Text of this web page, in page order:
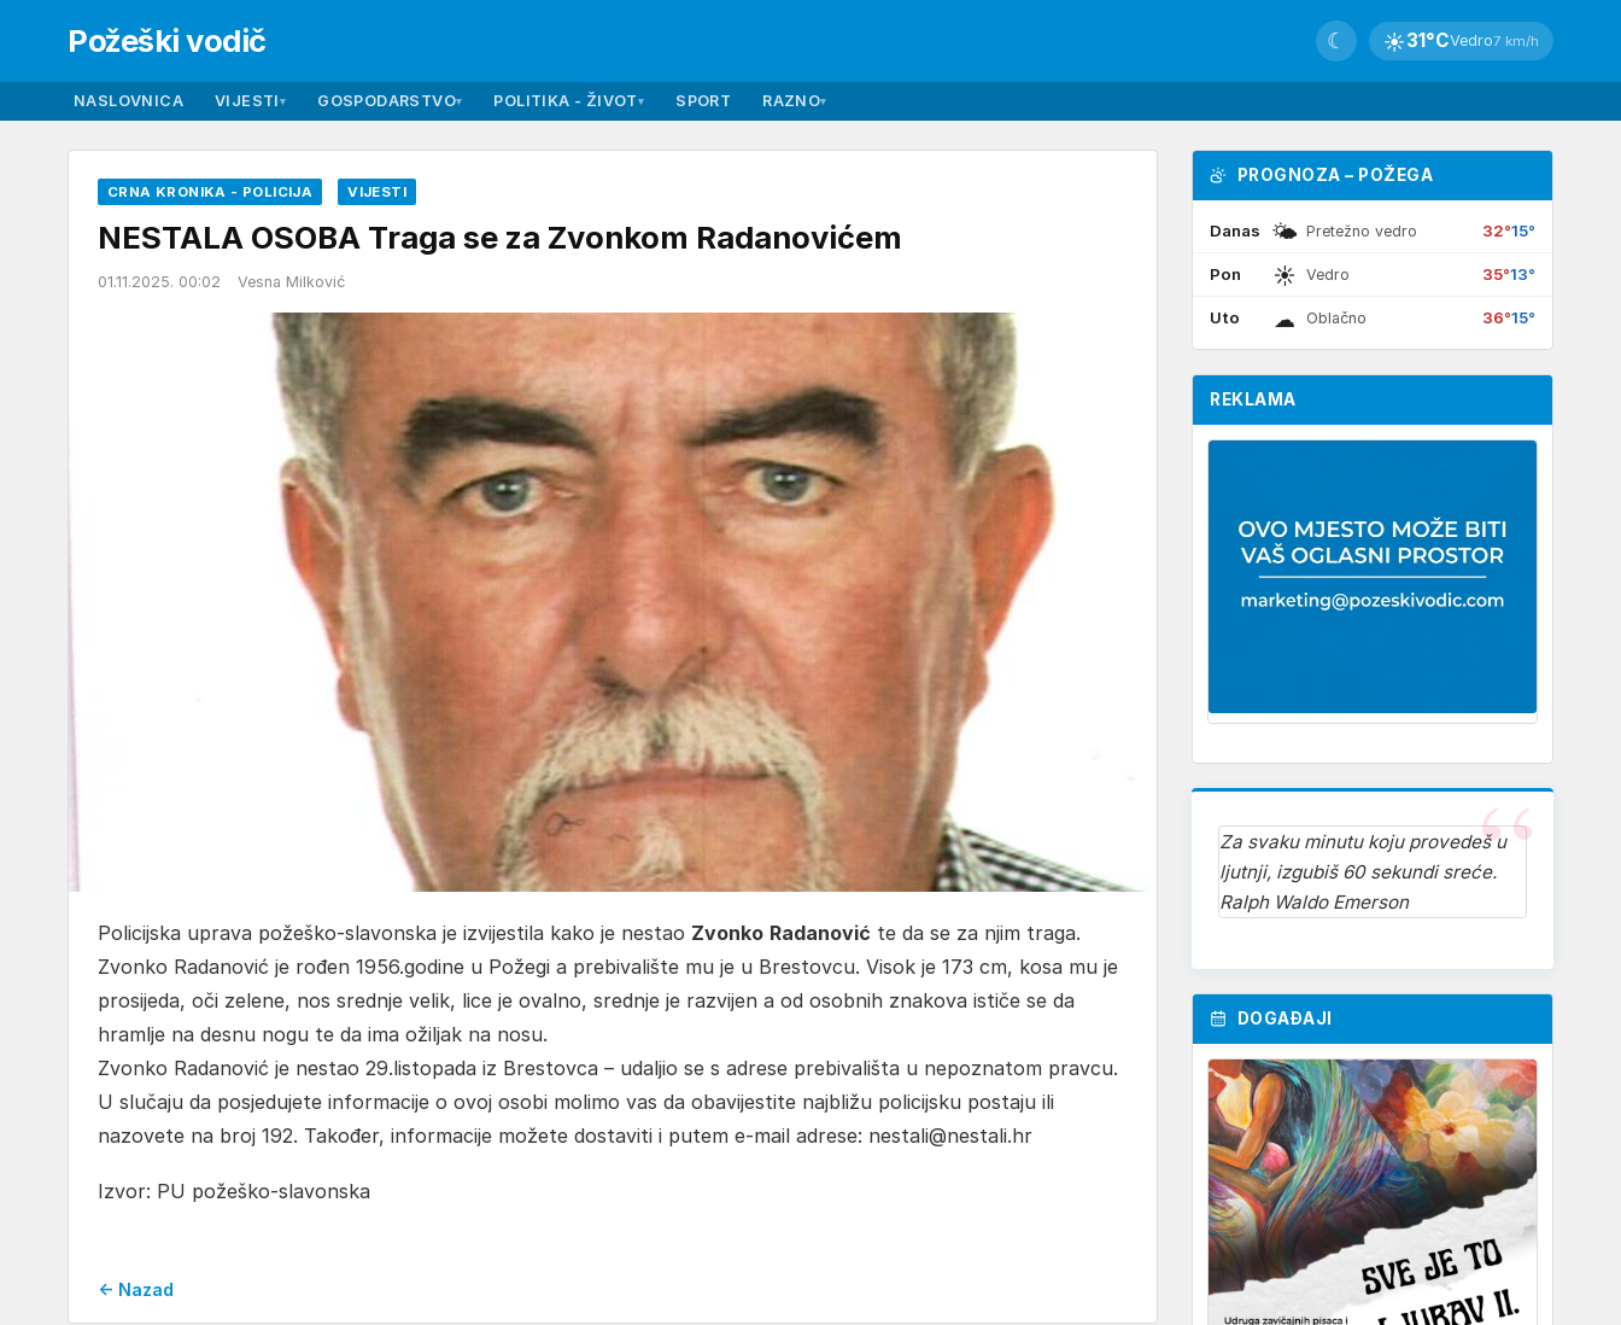
Požeški vodič ☀31°CVedro7 km/h
☾
NASLOVNICA VIJESTI▾ GOSPODARSTVO▾ POLITIKA - ŽIVOT▾ SPORT RAZNO▾
CRNA KRONIKA - POLICIJA VIJESTI
NESTALA OSOBA Traga se za Zvonkom Radanovićem
01.11.2025. 00:02 Vesna Milković
Policijska uprava požeško-slavonska je izvijestila kako je nestao Zvonko Radanović te da se za njim traga.
Zvonko Radanović je rođen 1956.godine u Požegi a prebivalište mu je u Brestovcu. Visok je 173 cm, kosa mu je
prosijeda, oči zelene, nos srednje velik, lice je ovalno, srednje je razvijen a od osobnih znakova ističe se da
hramlje na desnu nogu te da ima ožiljak na nosu.
Zvonko Radanović je nestao 29.listopada iz Brestovca – udaljio se s adrese prebivališta u nepoznatom pravcu.
U slučaju da posjedujete informacije o ovoj osobi molimo vas da obavijestite najbližu policijsku postaju ili
nazovete na broj 192. Također, informacije možete dostaviti i putem e-mail adrese: nestali@nestali.hr
Izvor: PU požeško-slavonska
← Nazad
PROGNOZA – POŽEGA
Danas 🌤 Pretežno vedro 32°15°
Pon ☀ Vedro 35°13°
Uto ☁ Oblačno 36°15°
REKLAMA
Za svaku minutu koju provedeš u
ljutnji, izgubiš 60 sekundi sreće.
Ralph Waldo Emerson
DOGAĐAJI